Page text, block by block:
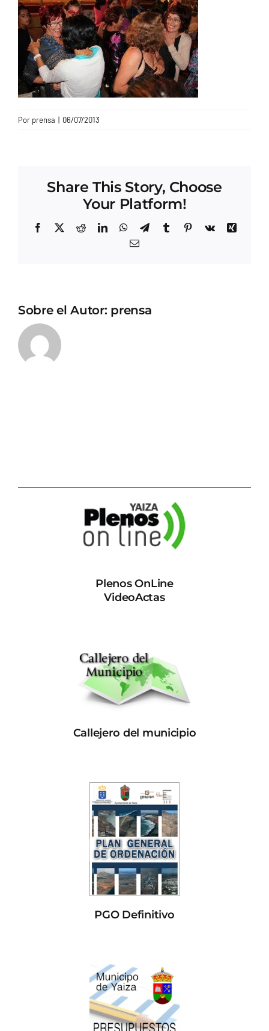
CONTACTO
Por prensa | 06/07/2013
Share This Story, Choose
Your Platform!
Facebook
X RedditLinkedInWhatsApp
TelegramTumblrPinterest
Vk
Xing
Correo
Sobre el Autor: prensa
Plenos OnLine
VideoActas
Callejero del municipio
PGO Definitivo